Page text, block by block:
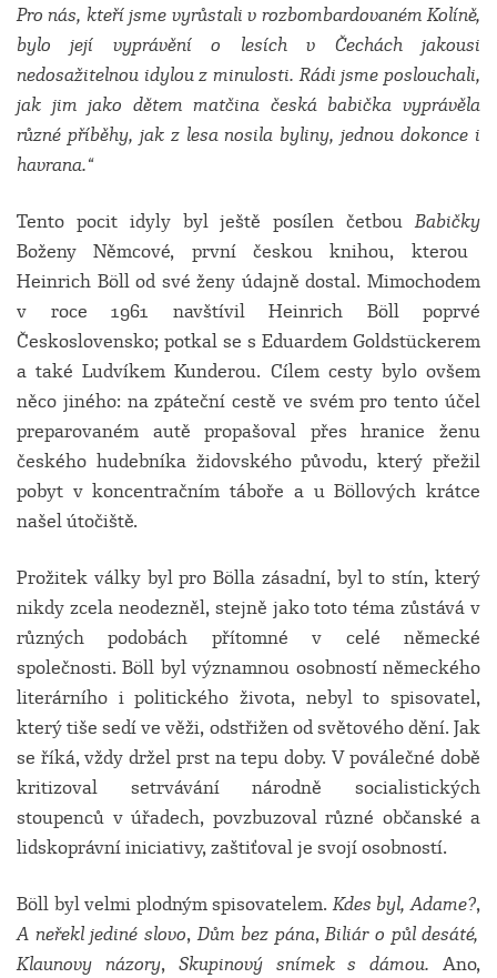
Pro nás, kteří jsme vyrůstali v rozbombardovaném Kolíně,
bylo její vyprávění o lesích v Čechách jakousi
nedosažitelnou idylou z minulosti. Rádi jsme poslouchali,
jak jim jako dětem matčina česká babička vyprávěla
různé příběhy, jak z lesa nosila byliny, jednou dokonce i
havrana.“
Tento pocit idyly byl ještě posílen četbouBabičky
Boženy Němcové, první českou knihou, kterou
Heinrich Böll od své ženy údajně dostal. Mimochodem
v roce 1961 navštívil Heinrich Böll poprvé
Československo; potkal se s Eduardem Goldstückerem
a také Ludvíkem Kunderou. Cílem cesty bylo ovšem
něco jiného: na zpáteční cestě ve svém pro tento účel
preparovaném autě propašoval přes hranice ženu
českého hudebníka židovského původu, který přežil
pobyt v koncentračním táboře a u Böllových krátce
našel útočiště.
Prožitek války byl pro Bölla zásadní, byl to stín, který
nikdy zcela neodezněl, stejně jako toto téma zůstává v
různých podobách přítomné v celé německé
společnosti. Böll byl významnou osobností německého
literárního i politického života, nebyl to spisovatel,
který tiše sedí ve věži, odstřižen od světového dění. Jak
se říká, vždy držel prst na tepu doby. V poválečné době
kritizoval setrvávání národně socialistických
stoupenců v úřadech, povzbuzoval různé občanské a
lidskoprávní iniciativy, zaštiťoval je svojí osobností.
Böll byl velmi plodným spisovatelem.Kdes byl, Adame?,
A neřekl jediné slovo,Dům bez pána,Biliár o půl desáté,
Klaunovy názory,Skupinový snímek s dámou.Ano,